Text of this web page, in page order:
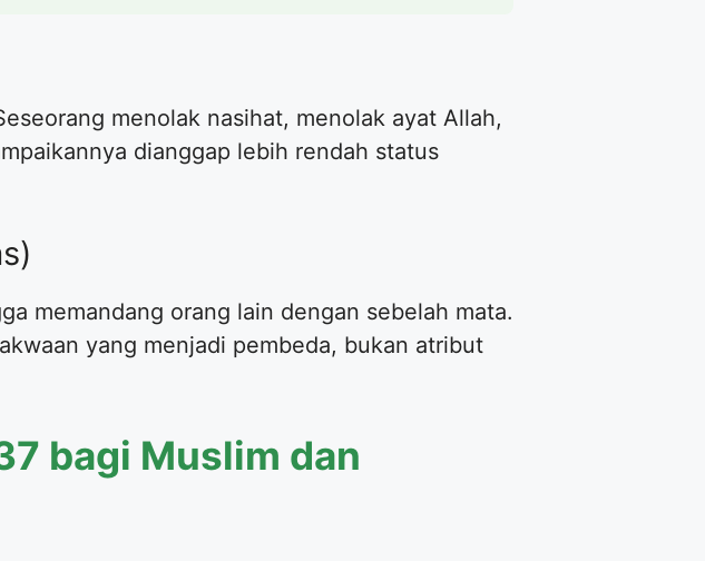
menolak nasihat, menolak ayat Allah,
dianggap lebih rendah status
memandang orang lain dengan sebelah mata.
yang menjadi pembeda, bukan atribut
bagi Muslim dan